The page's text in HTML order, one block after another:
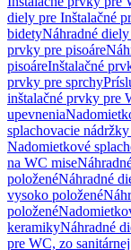
diely pre Inštalačné
bidetyNáhradné
prvky pre pisoáre
pisoáreInštalačné
prvky pre sprchy
inštalačné prvky pre
upevnenia
splachovacie
Nadomietkové
na WC mise
položenéNáhradné
vysoko položené
položené
keramikyNáhradné
pre WC, zo